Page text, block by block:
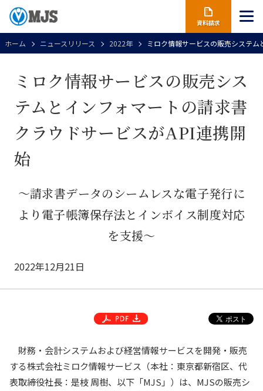
資料請求
ホーム ニュースリリース 2022年 ミロク情報サービスの販売システ
ミロク情報サービスの販売シス
テムとインフォマートの請求書
クラウドサービスがAPI連携開
始
～請求書データのシームレスな電子発行に
より電子帳簿保存法とインボイス制度対応
を支援～
2022年12月21日
財務・会計システムおよび経営情報サービスを開発・販売
する株式会社ミロク情報サービス（本社：東京都新宿区、代
表取締役社長：是枝 周樹、以下「MJS」）は、MJSの販売シ